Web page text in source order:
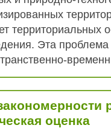
территориальных
Эта
оценка